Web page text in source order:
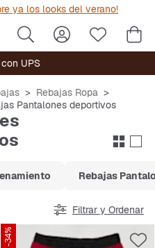
ya los looks del verano!
UPS
Rebajas Ropa
Pantalones deportivos
Rebajas
Filtrar y Ordenar
-34%